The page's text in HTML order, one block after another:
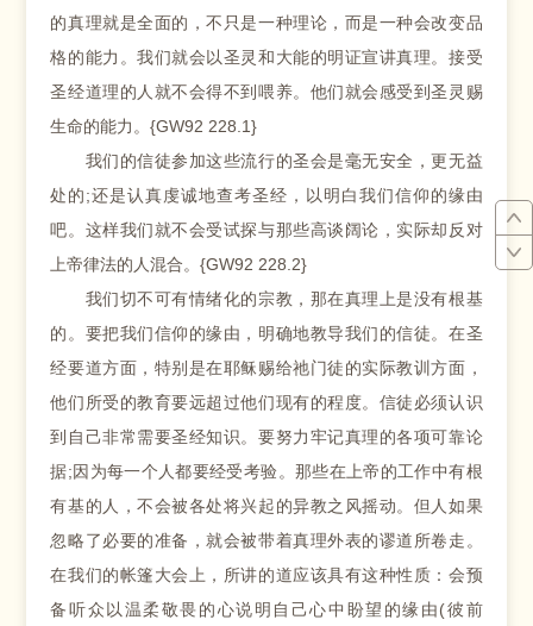
的真理就是全面的，不只是一种理论，而是一种会改变品
格的能力。我们就会以圣灵和大能的明证宣讲真理。接受
圣经道理的人就不会得不到喂养。他们就会感受到圣灵赐
生命的能力。{GW92 228.1}
我们的信徒参加这些流行的圣会是毫无安全，更无益
处的;还是认真虔诚地查考圣经，以明白我们信仰的缘由
吧。这样我们就不会受试探与那些高谈阔论，实际却反对
上帝律法的人混合。{GW92 228.2}
我们切不可有情绪化的宗教，那在真理上是没有根基
的。要把我们信仰的缘由，明确地教导我们的信徒。在圣
经要道方面，特别是在耶稣赐给祂门徒的实际教训方面，
他们所受的教育要远超过他们现有的程度。信徒必须认识
到自己非常需要圣经知识。要努力牢记真理的各项可靠论
据;因为每一个人都要经受考验。那些在上帝的工作中有根
有基的人，不会被各处将兴起的异教之风摇动。但人如果
忽略了必要的准备，就会被带着真理外表的谬道所卷走。
在我们的帐篷大会上，所讲的道应该具有这种性质：会预
备听众以温柔敬畏的心说明自己心中盼望的缘由(彼前